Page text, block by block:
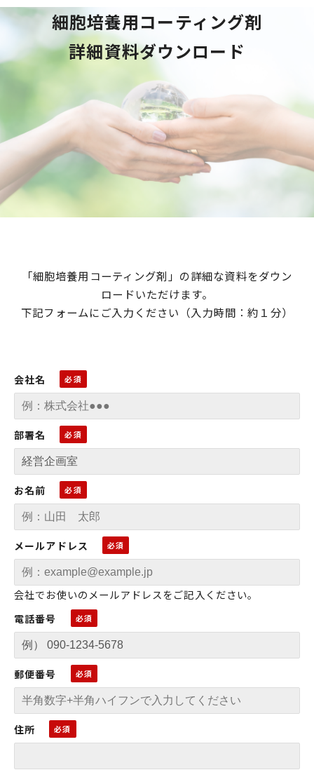
細胞培養用コーティング剤
詳細資料ダウンロード
「細胞培養用コーティング剤」の詳細な資料をダウン
ロードいただけます。
下記フォームにご入力ください（入力時間：約１分）
会社名
部署名
お名前
メールアドレス
会社でお使いのメールアドレスをご記入ください。
電話番号
郵便番号
住所